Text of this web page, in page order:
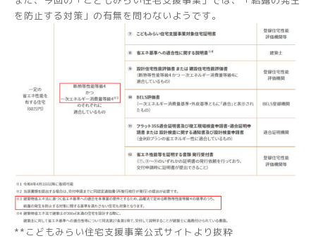
を防止する対策」の有無を問わないようです。
**こどもみらい住宅支援事業公式サイトより抜粋